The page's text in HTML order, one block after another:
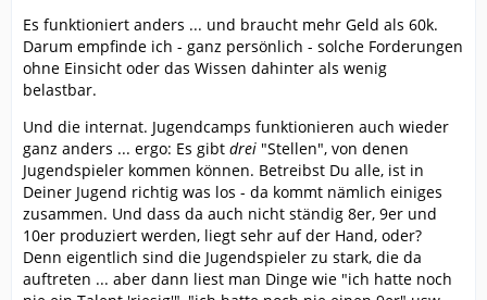
Es funktioniert anders ... und braucht mehr Geld als 60k.
Darum empfinde ich - ganz persönlich - solche Forderungen
ohne Einsicht oder das Wissen dahinter als wenig
belastbar.
Und die internat. Jugendcamps funktionieren auch wieder
ganz anders ... ergo: Es gibt drei "Stellen", von denen
Jugendspieler kommen können. Betreibst Du alle, ist in
Deiner Jugend richtig was los - da kommt nämlich einiges
zusammen. Und dass da auch nicht ständig 8er, 9er und
10er produziert werden, liegt sehr auf der Hand, oder?
Denn eigentlich sind die Jugendspieler zu stark, die da
auftreten ... aber dann liest man Dinge wie "ich hatte noch